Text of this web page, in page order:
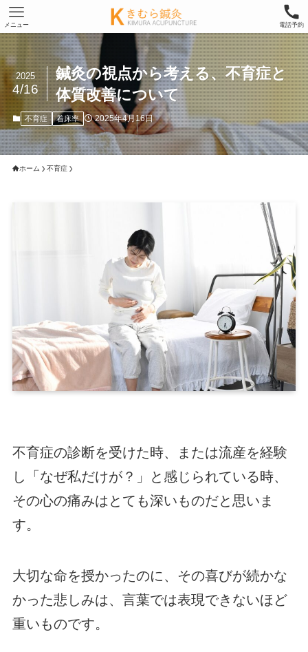
電話予約
メニュー
鍼灸の視点から考える、不育症と
体質改善について
2025
4/16
不育症 着床率 2025年4月16日
ホーム 不育症
不育症の診断を受けた時、または流産を経験
し「なぜ私だけが？」と感じられている時、
その心の痛みはとても深いものだと思いま
す。
大切な命を授かったのに、その喜びが続かな
かった悲しみは、言葉では表現できないほど
重いものです。